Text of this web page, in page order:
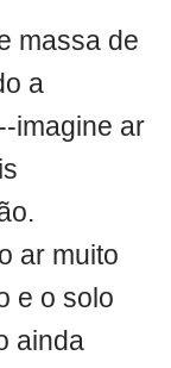
massa de
a
imagine ar
ar muito
e o solo
ainda